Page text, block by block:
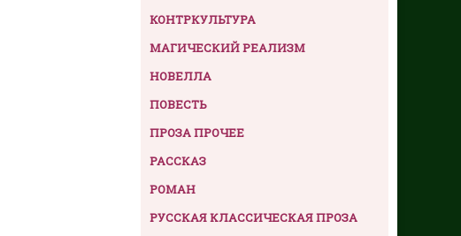
КОНТРКУЛЬТУРА
МАГИЧЕСКИЙ РЕАЛИЗМ
НОВЕЛЛА
ПОВЕСТЬ
ПРОЗА ПРОЧЕЕ
РАССКАЗ
РОМАН
РУССКАЯ КЛАССИЧЕСКАЯ ПРОЗА